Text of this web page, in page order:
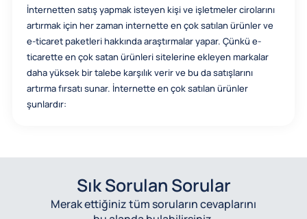
İnternetten satış yapmak isteyen kişi ve işletmeler cirolarını
artırmak için her zaman internette en çok satılan ürünler ve
e-ticaret paketleri hakkında araştırmalar yapar. Çünkü e-
ticarette en çok satan ürünleri sitelerine ekleyen markalar
daha yüksek bir talebe karşılık verir ve bu da satışlarını
artırma fırsatı sunar. İnternette en çok satılan ürünler
şunlardır:
Sık Sorulan Sorular
Merak ettiğiniz tüm soruların cevaplarını